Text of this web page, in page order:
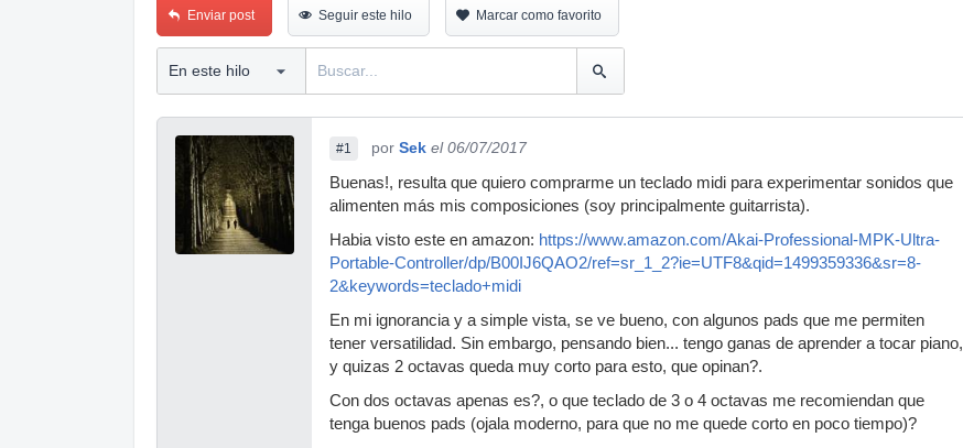
Enviar post Seguir este hilo Marcar como favorito
#1 por Sek el 06/07/2017
Buenas!, resulta que quiero comprarme un teclado midi para experimentar sonidos que
alimenten más mis composiciones (soy principalmente guitarrista).
Habia visto este en amazon: https://www.amazon.com/Akai-Professional-MPK-Ultra-
Portable-Controller/dp/B00IJ6QAO2/ref=sr_1_2?ie=UTF8&qid=1499359336&sr=8-
2&keywords=teclado+midi
En mi ignorancia y a simple vista, se ve bueno, con algunos pads que me permiten
tener versatilidad. Sin embargo, pensando bien... tengo ganas de aprender a tocar piano,
y quizas 2 octavas queda muy corto para esto, que opinan?.
Con dos octavas apenas es?, o que teclado de 3 o 4 octavas me recomiendan que
tenga buenos pads (ojala moderno, para que no me quede corto en poco tiempo)?